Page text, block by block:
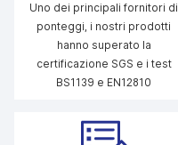
Uno dei principali fornitori di
ponteggi, i nostri prodotti
hanno superato la
certificazione SGS e i test
BS1139 e EN12810